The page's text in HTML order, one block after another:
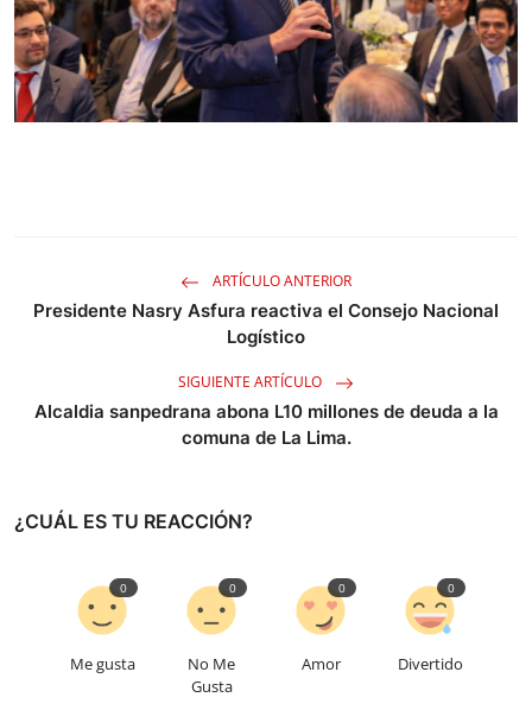
ARTÍCULO ANTERIOR
Presidente Nasry Asfura reactiva el Consejo Nacional
Logístico
SIGUIENTE ARTÍCULO
Alcaldia sanpedrana abona L10 millones de deuda a la
comuna de La Lima.
¿CUÁL ES TU REACCIÓN?
Me gusta
0
No Me
Gusta
0
Amor
0
Divertido
0